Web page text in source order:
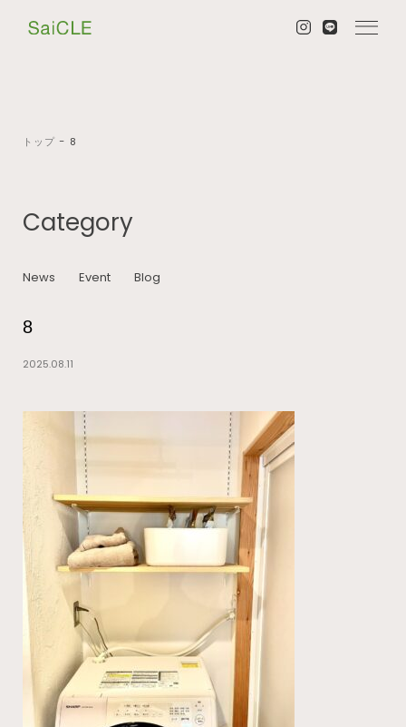
トップ − 8
Category
News Event Blog
8
2025.08.11